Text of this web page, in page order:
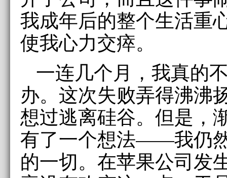
我成年后的整个生活重
使我心力交瘁。
一连几个月，我真的
办。这次失败弄得沸沸
想过逃离硅谷。但是，
有了一个想法——我仍
的一切。在苹果公司发